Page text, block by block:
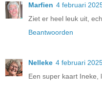
Marfien 4 februari
Ziet er heel leuk uit,
Beantwoorden
Nelleke 4 februari
Een super kaart Ineke,